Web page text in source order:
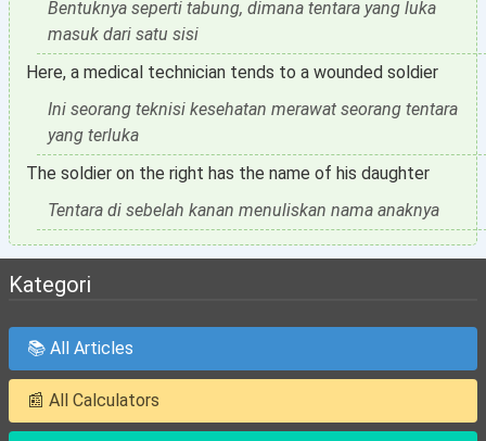
Bentuknya seperti tabung, dimana tentara yang luka
masuk dari satu sisi
Here, a medical technician tends to a wounded soldier
Ini seorang teknisi kesehatan merawat seorang tentara
yang terluka
The soldier on the right has the name of his daughter
Tentara di sebelah kanan menuliskan nama anaknya
Kategori
📚 All Articles
📰 All Calculators